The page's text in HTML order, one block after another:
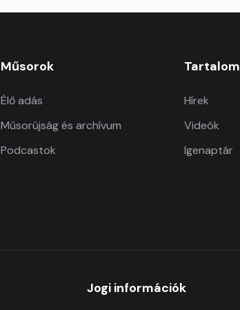
Műsorok
Élő adás
Műsorújság és archívum
Podcastok
Tartalom
Hírek
Videók
Igenaptár
Jogi információk